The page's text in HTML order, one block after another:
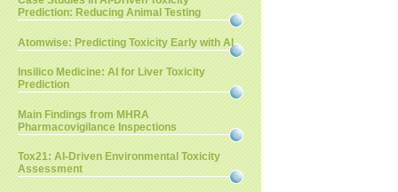
Prediction: Reducing Animal Testing
Atomwise: Predicting Toxicity Early with AI
Insilico Medicine: AI for Liver Toxicity
Prediction
Main Findings from MHRA
Pharmacovigilance Inspections
Tox21: AI-Driven Environmental Toxicity
Assessment